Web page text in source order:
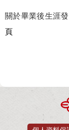
關於畢業後生涯
頁